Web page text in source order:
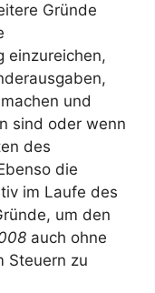
Gründe
einzureichen,
und
sind oder wenn
des
die
im Laufe des
um den
auch ohne
Steuern zu